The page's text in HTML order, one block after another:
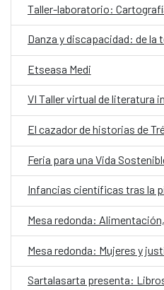
Danza y discapacidad: de la
Etseasa Medi
VI Taller virtual de literatura
El cazador de historias de
Feria para una Vida
Infancias científicas tras la
Mesa redonda: Mujeres y